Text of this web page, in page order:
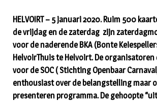
HELVOIRT – 5 januari 2020. Ruim 500
de vrijdag en de zaterdag zijn
voor de naderende BKA (Bonte
HelvoirThuis te Helvoirt. De
voor de SOC ( Stichting Openbaar
enthousiast over de belangstelling maar
presenteren programma. De gehoopte